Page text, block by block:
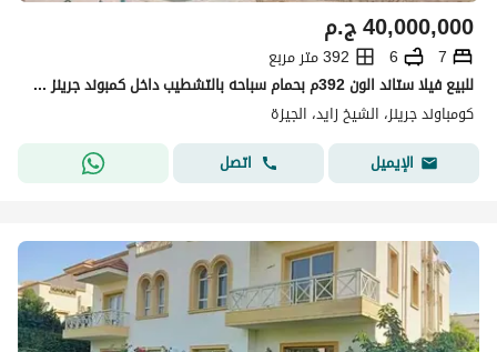
ج.م40,000,000
7
6
392 متر مربع
للبيع فيلا ستاند الون 392م بحمام سباحه بالتشطيب داخل كمبوند جرينز في الشيح زايد
كومباوند جرينز، الشيخ زايد، الجيزة
الإيميل
اتصل